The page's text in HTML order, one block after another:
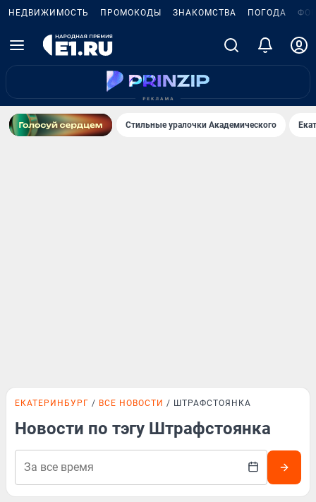
НЕДВИЖИМОСТЬ ПРОМОКОДЫ ЗНАКОМСТВА ПОГОДА
Стильные уралочки Академического
ЕКАТЕРИНБУРГ ВСЕ НОВОСТИ ШТРАФСТОЯНКА
Новости по тэгу Штрафстоянка